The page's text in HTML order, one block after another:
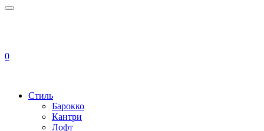
0
Стиль
Барокко
Кантри
Лофт